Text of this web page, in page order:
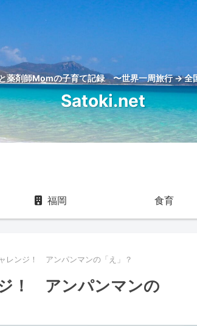
薬剤師Momの子育て記録 〜世界一周旅行 → 全
Satoki.net
福岡 食育
ャレンジ！ アンパンマンの「え」？
ジ！ アンパンマンの